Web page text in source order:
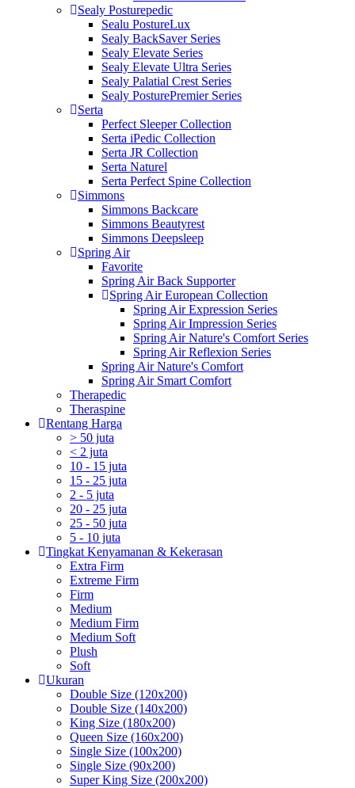
Sealy Posturepedic
Sealu PostureLux
Sealy BackSaver Series
Sealy Elevate Series
Sealy Elevate Ultra Series
Sealy Palatial Crest Series
Sealy PosturePremier Series
Serta
Perfect Sleeper Collection
Serta iPedic Collection
Serta JR Collection
Serta Naturel
Serta Perfect Spine Collection
Simmons
Simmons Backcare
Simmons Beautyrest
Simmons Deepsleep
Spring Air
Favorite
Spring Air Back Supporter
Spring Air European Collection
Spring Air Expression Series
Spring Air Impression Series
Spring Air Nature's Comfort Series
Spring Air Reflexion Series
Spring Air Nature's Comfort
Spring Air Smart Comfort
Therapedic
Theraspine
Rentang Harga
> 50 juta
< 2 juta
10 - 15 juta
15 - 25 juta
2 - 5 juta
20 - 25 juta
25 - 50 juta
5 - 10 juta
Tingkat Kenyamanan & Kekerasan
Extra Firm
Extreme Firm
Firm
Medium
Medium Firm
Medium Soft
Plush
Soft
Ukuran
Double Size (120x200)
Double Size (140x200)
King Size (180x200)
Queen Size (160x200)
Single Size (100x200)
Single Size (90x200)
Super King Size (200x200)